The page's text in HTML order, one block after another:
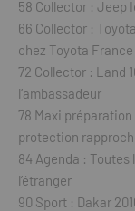
58 Collector : Jeep
66 Collector :
chez Toyota France
72 Collector : Land
l’ambassadeur
78 Maxi préparation
protection
84 Agenda :
l’étranger
90 Sport : Dakar